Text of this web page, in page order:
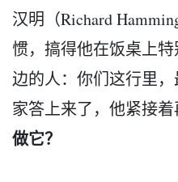
汉明（Richard
惯，搞得他在饭桌上
边的人：你们这行里
家答上来了，他紧接着
做它？